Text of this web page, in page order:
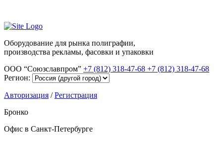
Оборудование для рынка полиграфии,
производства рекламы, фасовки и упаковки
ООО “Союзславпром” +7 (812) 318-47-68 +7 (812) 318-47-68
Регион:
Авторизация /Регистрация
Бронко
Офис в Санкт-Петербурге